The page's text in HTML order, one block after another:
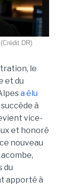
DR)
le
et du
a élu
succède à
vice-
et honoré
nouveau
du
apporté à